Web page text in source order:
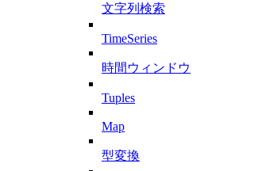
文字列検索
TimeSeries
時間ウィンドウ
Tuples
Map
型変換